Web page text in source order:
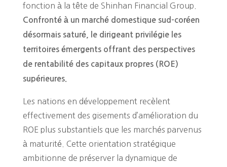
fonction à la tête de Shinhan Financial Group.
Confronté à un marché domestique sud-coréen
désormais saturé, le dirigeant privilégie les
territoires émergents offrant des perspectives
de rentabilité des capitaux propres (ROE)
supérieures.
Les nations en développement recèlent
effectivement des gisements d’amélioration du
ROE plus substantiels que les marchés parvenus
à maturité. Cette orientation stratégique
ambitionne de préserver la dynamique de